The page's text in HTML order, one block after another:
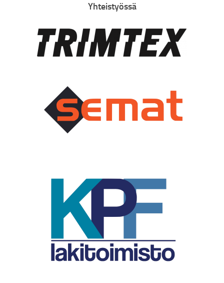
Yhteistyössä